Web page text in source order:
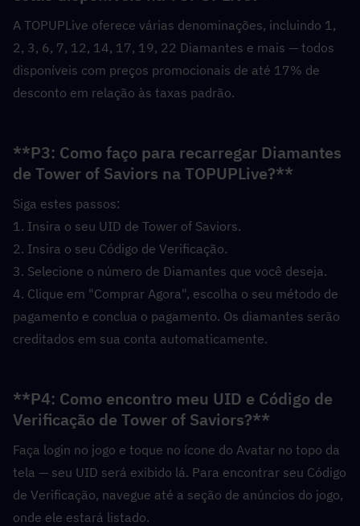
A TOPUPLive oferece várias denominações, incluindo 1,
2, 3, 6, 7, 12, 14, 17, 19, 22 Diamantes e mais — todos
disponíveis com preços promocionais de até 17% de
desconto em relação às taxas padrão.
**P3: Como faço para recarregar Diamantes
de Tower of Saviors na TOPUPLive?**
Siga estes passos:
1. Insira o seu UID de Tower of Saviors.
2. Insira o seu Código de Verificação.
3. Selecione o número de Diamantes que você deseja.
4. Clique em "Comprar Agora", escolha o seu método de
pagamento e conclua o pagamento. Os diamantes serão
creditados em sua conta automaticamente.
**P4: Como encontro meu UID e Código de
Verificação de Tower of Saviors?**
Faça login no jogo e toque no ícone do Avatar no topo da
tela — seu UID será exibido lá. Para encontrar seu Código
de Verificação, navegue até a seção de anúncios do jogo,
onde ele estará listado.